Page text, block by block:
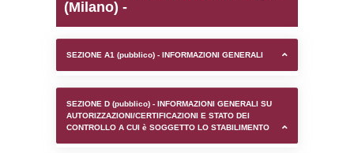
sql: SELECT `tablename`, `userlevelid`,
executionMS: 0.00087213516235352